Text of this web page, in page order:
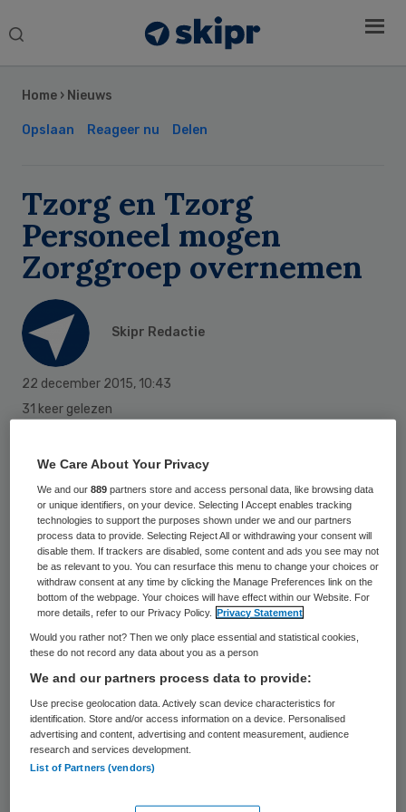
Search
Home › Nieuws
Opslaan Reageer nu Delen
Tzorg en Tzorg
Personeel mogen
Zorggroep overnemen
Skipr Redactie
22 december 2015, 10:43
31 keer gelezen
Tzorg en Tzorg Personeel mogen Zorggroep
Noord-en Midden-Limburg overnemen. Dat
heeft de Autoriteit Consument & Markt
(ACM) omdat er na de overname voldoende
concurrentie overblijft.
De ACM stelt geen reden te hebben om aan
te nemen dat de concentratie “de
daadwerkelijke mededinging op de
Nederlandse markt of een deel daarvan op
significante wijze zou kunnen belemmeren”.
Voor de overname is dan ook geen
vergunning vereist.
Sidebar
We Care About Your Privacy
We and our889 partners store and access personal data, like browsing data
or unique identifiers, on your device. Selecting I Accept enables tracking
technologies to support the purposes shown under we and our partners
process data to provide. Selecting Reject All or withdrawing your consent will
disable them. If trackers are disabled, some content and ads you see may not
be as relevant to you. You can resurface this menu to change your choices or
withdraw consent at any time by clicking the Manage Preferences link on the
bottom of the webpage. Your choices will have effect within our Website. For
more details, refer to our Privacy Policy.
Privacy Statement
Would you rather not? Then we only place essential and statistical cookies,
these do not record any data about you as a person
We and our partners process data to provide:
Use precise geolocation data. Actively scan device characteristics for
identification. Store and/or access information on a device. Personalised
advertising and content, advertising and content measurement, audience
research and services development.
List of Partners (vendors)